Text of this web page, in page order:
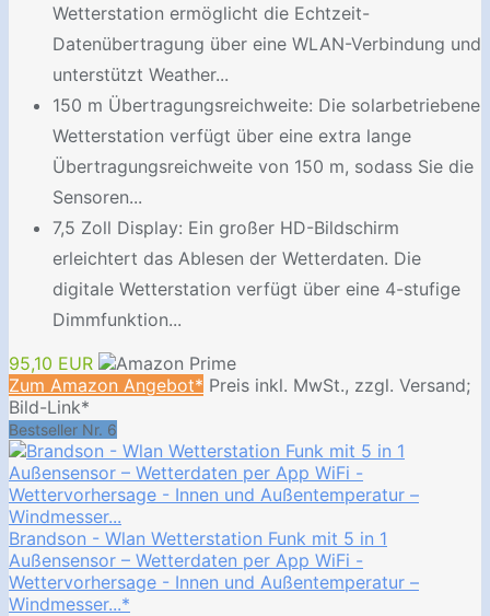
Wetterstation ermöglicht die Echtzeit-
Datenübertragung über eine WLAN-Verbindung und
unterstützt Weather...
150 m Übertragungsreichweite: Die solarbetriebene
Wetterstation verfügt über eine extra lange
Übertragungsreichweite von 150 m, sodass Sie die
Sensoren...
7,5 Zoll Display: Ein großer HD-Bildschirm
erleichtert das Ablesen der Wetterdaten. Die
digitale Wetterstation verfügt über eine 4-stufige
Dimmfunktion...
95,10 EUR
Zum Amazon Angebot* Preis inkl. MwSt., zzgl. Versand;
Bild-Link*
Bestseller Nr. 6
Brandson - Wlan Wetterstation Funk mit 5 in 1
Außensensor – Wetterdaten per App WiFi -
Wettervorhersage - Innen und Außentemperatur –
Windmesser...*